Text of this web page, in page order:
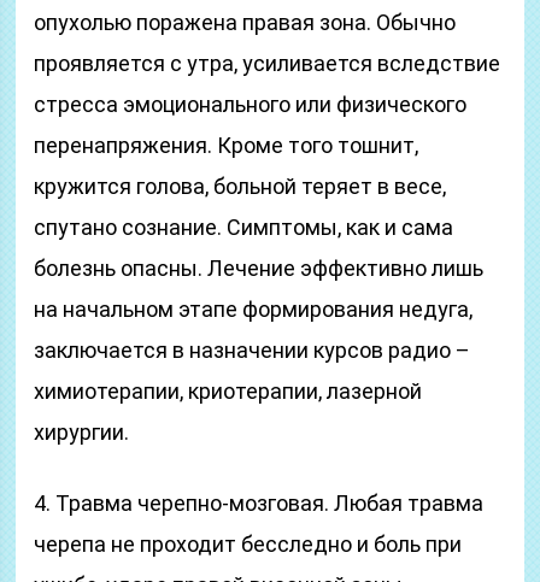
опухолью поражена правая зона. Обычно
проявляется с утра, усиливается вследствие
стресса эмоционального или физического
перенапряжения. Кроме того тошнит,
кружится голова, больной теряет в весе,
спутано сознание. Симптомы, как и сама
болезнь опасны. Лечение эффективно лишь
на начальном этапе формирования недуга,
заключается в назначении курсов радио –
химиотерапии, криотерапии, лазерной
хирургии.
4. Травма черепно-мозговая. Любая травма
черепа не проходит бесследно и боль при